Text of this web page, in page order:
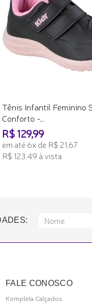
Tênis Infantil Feminino
Conforto -...
R$ 129,99
em até 6x de R$ 21,67
R$ 123,49 à vista
FALE CONOSCO
Kompleta Calçados